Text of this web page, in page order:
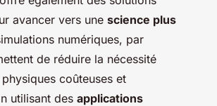
avancer vers une science plus
numériques, par
de réduire la nécessité
coûteuses et
utilisant des applications